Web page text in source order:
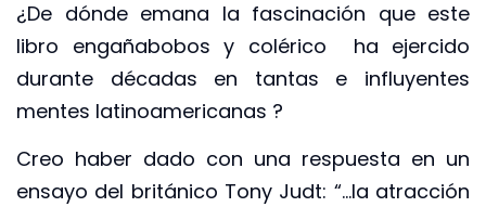
¿De dónde emana la fascinación que este
libro engañabobos y colérico ha ejercido
durante décadas en tantas e influyentes
mentes latinoamericanas ?
Creo haber dado con una respuesta en un
ensayo del británico Tony Judt: “…la atracción